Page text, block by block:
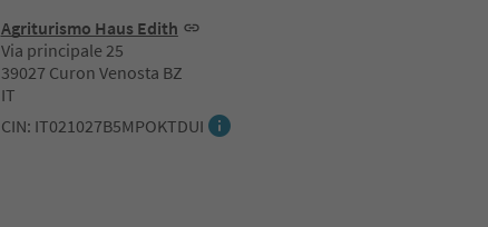
Agriturismo Haus Edith
Via principale 25
39027 Curon Venosta BZ
IT
CIN: IT021027B5MPOKTDUI